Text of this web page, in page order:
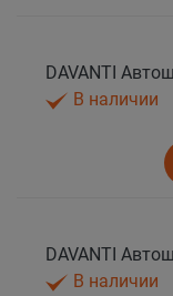
В наличии
В наличии